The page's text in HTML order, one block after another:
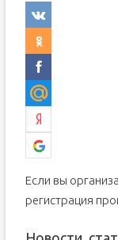
Если вы
регистрация